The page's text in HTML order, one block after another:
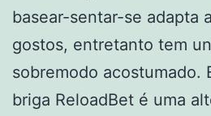
basear-sentar-se adapta
gostos, entretanto tem
sobremodo acostumado.
briga ReloadBet é uma